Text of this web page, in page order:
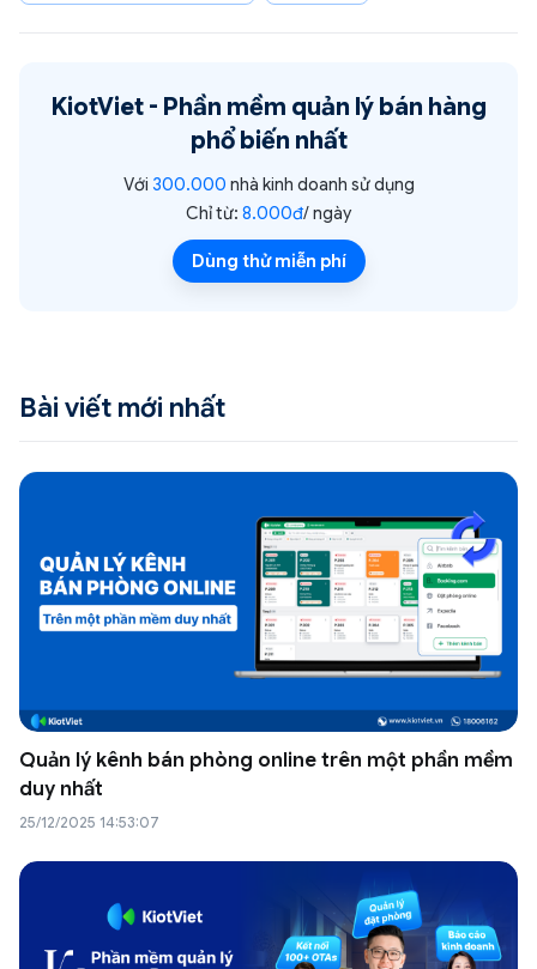
KiotViet - Phần mềm quản lý bán hàng
phổ biến nhất
Với 300.000 nhà kinh doanh sử dụng
Chỉ từ: 8.000đ/ ngày
Dùng thử miễn phí
Bài viết mới nhất
Quản lý kênh bán phòng online trên một phần mềm
duy nhất
25/12/2025 14:53:07